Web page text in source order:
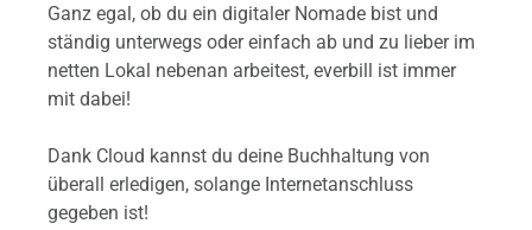
Ganz egal, ob du ein digitaler Nomade bist und
ständig unterwegs oder einfach ab und zu lieber im
netten Lokal nebenan arbeitest, everbill ist immer
mit dabei!
Dank Cloud kannst du deine Buchhaltung von
überall erledigen, solange Internetanschluss
gegeben ist!